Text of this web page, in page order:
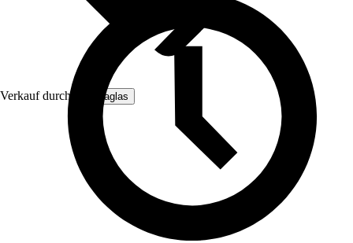
Verkauf durch: Hansaglas